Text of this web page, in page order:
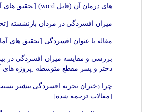
های درمان آن (فایل word) [تحقیق های آماده ]
میزان افسردگی در مردان بازنشسته
مقاله با عنوان افسردگی [تحقیق های
دختر و پسر مقطع متوسطه [پروژه های
چرا دختران تجربه افسردگی بیشتر
[مقالات ترجمه شده]